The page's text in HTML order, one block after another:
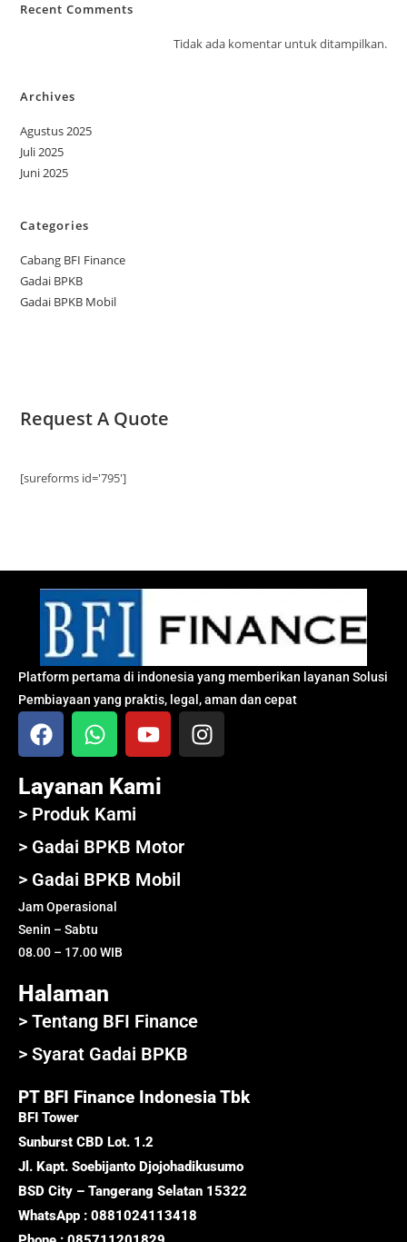
Recent Comments
Tidak ada komentar untuk ditampilkan.
Archives
Agustus 2025
Juli 2025
Juni 2025
Categories
Cabang BFI Finance
Gadai BPKB
Gadai BPKB Mobil
Request A Quote
[sureforms id='795']
Platform pertama di indonesia yang memberikan layanan Solusi
Pembiayaan yang praktis, legal, aman dan cepat
Layanan Kami
> Produk Kami
> Gadai BPKB Motor
> Gadai BPKB Mobil
Jam Operasional
Senin – Sabtu
08.00 – 17.00 WIB
Halaman
> Tentang BFI Finance
> Syarat Gadai BPKB
PT BFI Finance Indonesia Tbk
BFI Tower
Sunburst CBD Lot. 1.2
Jl. Kapt. Soebijanto Djojohadikusumo
BSD City – Tangerang Selatan 15322
WhatsApp : 0881024113418